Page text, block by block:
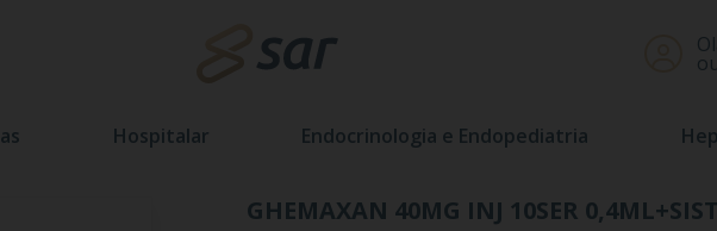
Hospitalar Endocrinologia e Endopediatria
GHEMAXAN 40MG INJ 10SER 0,4ML+SIST